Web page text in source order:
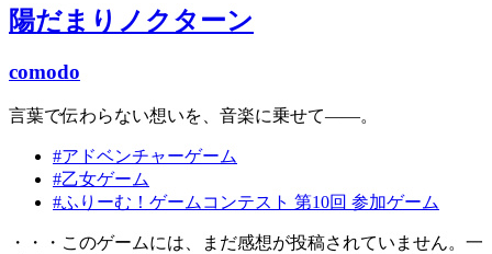
陽だまりノクターン
comodo
言葉で伝わらない想いを、音楽に乗せて――。
#アドベンチャーゲーム
#乙女ゲーム
#ふりーむ！ゲームコンテスト 第10回 参加ゲーム
・・・このゲームには、まだ感想が投稿されていません。一